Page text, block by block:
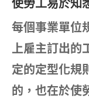
使勞工易於知
每個事業單位
上雇主訂出的
定的定型化規
的，也在於使